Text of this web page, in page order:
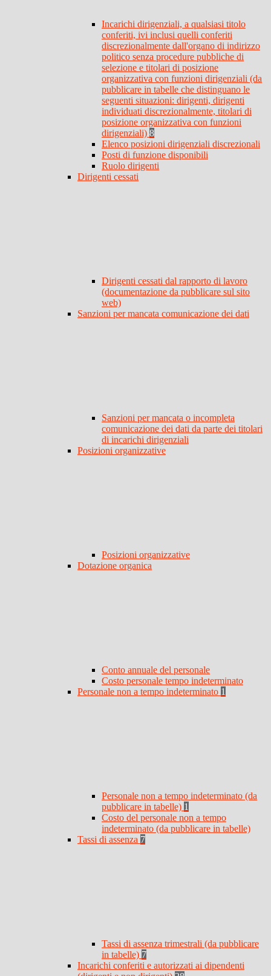
Incarichi dirigenziali, a qualsiasi titolo
conferiti, ivi inclusi quelli conferiti
discrezionalmente dall'organo di indirizzo
politico senza procedure pubbliche di
selezione e titolari di posizione
organizzativa con funzioni dirigenziali (da
pubblicare in tabelle che distinguano le
seguenti situazioni: dirigenti, dirigenti
individuati discrezionalmente, titolari di
posizione organizzativa con funzioni
dirigenziali) 8
Elenco posizioni dirigenziali discrezionali
Posti di funzione disponibili
Ruolo dirigenti
Dirigenti cessati
Dirigenti cessati dal rapporto di lavoro
(documentazione da pubblicare sul sito
web)
Sanzioni per mancata comunicazione dei dati
Sanzioni per mancata o incompleta
comunicazione dei dati da parte dei titolari
di incarichi dirigenziali
Posizioni organizzative
Posizioni organizzative
Dotazione organica
Conto annuale del personale
Costo personale tempo indeterminato
Personale non a tempo indeterminato 1
Personale non a tempo indeterminato (da
pubblicare in tabelle) 1
Costo del personale non a tempo
indeterminato (da pubblicare in tabelle)
Tassi di assenza 7
Tassi di assenza trimestrali (da pubblicare
in tabelle) 7
Incarichi conferiti e autorizzati ai dipendenti